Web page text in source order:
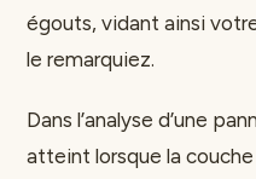
égouts, vidant ainsi
le remarquiez.
Dans l’analyse d’une
atteint lorsque la